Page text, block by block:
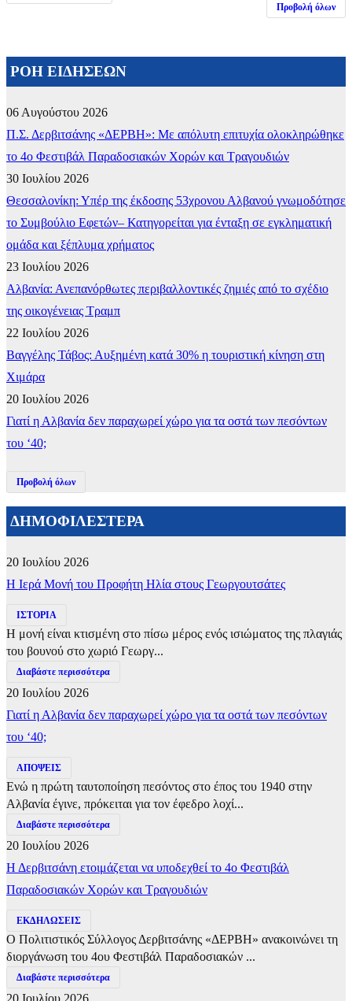
Προβολή όλων
ΡΟΗ ΕΙΔΗΣΕΩΝ
06 Αυγούστου 2026
Π.Σ. Δερβιτσάνης «ΔΕΡΒΗ»: Με απόλυτη επιτυχία ολοκληρώθηκε
το 4ο Φεστιβάλ Παραδοσιακών Χορών και Τραγουδιών
30 Ιουλίου 2026
Θεσσαλονίκη: Υπέρ της έκδοσης 53χρονου Αλβανού γνωμοδότησε
το Συμβούλιο Εφετών– Κατηγορείται για ένταξη σε εγκληματική
ομάδα και ξέπλυμα χρήματος
23 Ιουλίου 2026
Αλβανία: Ανεπανόρθωτες περιβαλλοντικές ζημιές από το σχέδιο
της οικογένειας Τραμπ
22 Ιουλίου 2026
Βαγγέλης Τάβος: Αυξημένη κατά 30% η τουριστική κίνηση στη
Χιμάρα
20 Ιουλίου 2026
Γιατί η Αλβανία δεν παραχωρεί χώρο για τα οστά των πεσόντων
του ‘40;
Προβολή όλων
ΔΗΜΟΦΙΛΕΣΤΕΡΑ
20 Ιουλίου 2026
​Η Ιερά Μονή του Προφήτη Ηλία στους Γεωργουτσάτες
ΙΣΤΟΡΙΑ
Η μονή είναι κτισμένη στο πίσω μέρος ενός ισιώματος της πλαγιάς
του βουνού στο χωριό Γεωργ...
Διαβάστε περισσότερα
20 Ιουλίου 2026
Γιατί η Αλβανία δεν παραχωρεί χώρο για τα οστά των πεσόντων
του ‘40;
ΑΠΟΨΕΙΣ
Ενώ η πρώτη ταυτοποίηση πεσόντος στο έπος του 1940 στην
Αλβανία έγινε, πρόκειται για τον έφεδρο λοχί...
Διαβάστε περισσότερα
20 Ιουλίου 2026
Η Δερβιτσάνη ετοιμάζεται να υποδεχθεί το 4ο Φεστιβάλ
Παραδοσιακών Χορών και Τραγουδιών
ΕΚΔΗΛΩΣΕΙΣ
Ο Πολιτιστικός Σύλλογος Δερβιτσάνης «ΔΕΡΒΗ» ανακοινώνει τη
διοργάνωση του 4ου Φεστιβάλ Παραδοσιακών ...
Διαβάστε περισσότερα
20 Ιουλίου 2026